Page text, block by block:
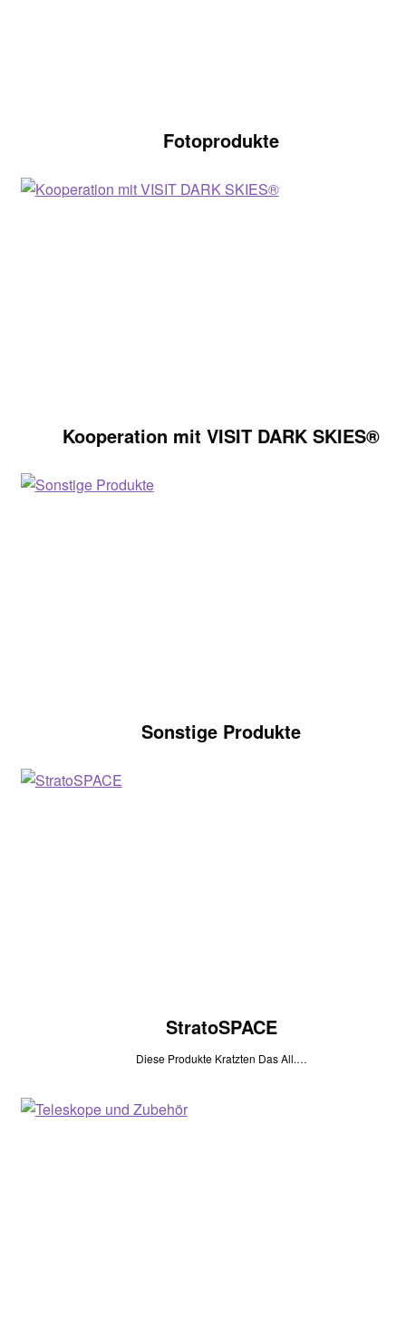
Fotoprodukte
Kooperation mit VISIT DARK SKIES®
Sonstige Produkte
StratoSPACE
Diese Produkte Kratzten Das All.…